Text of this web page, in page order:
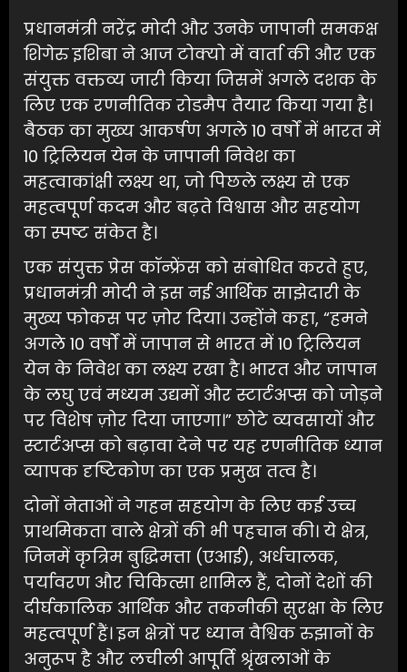
प्रधानमंत्री नरेंद्र मोदी और उनके जापानी समकक्ष
शिगेरु इशिबा ने आज टोक्यो में वार्ता की और एक
संयुक्त वक्तव्य जारी किया जिसमें अगले दशक के
लिए एक रणनीतिक रोडमैप तैयार किया गया है।
बैठक का मुख्य आकर्षण अगले 10 वर्षों में भारत में
10 ट्रिलियन येन के जापानी निवेश का
महत्वाकांक्षी लक्ष्य था, जो पिछले लक्ष्य से एक
महत्वपूर्ण कदम और बढ़ते विश्वास और सहयोग
का स्पष्ट संकेत है।
एक संयुक्त प्रेस कॉन्फ्रेंस को संबोधित करते हुए,
प्रधानमंत्री मोदी ने इस नई आर्थिक साझेदारी के
मुख्य फोकस पर ज़ोर दिया। उन्होंने कहा, “हमने
अगले 10 वर्षों में जापान से भारत में 10 ट्रिलियन
येन के निवेश का लक्ष्य रखा है। भारत और जापान
के लघु एवं मध्यम उद्यमों और स्टार्टअप्स को जोड़ने
पर विशेष ज़ोर दिया जाएगा।” छोटे व्यवसायों और
स्टार्टअप्स को बढ़ावा देने पर यह रणनीतिक ध्यान
व्यापक दृष्टिकोण का एक प्रमुख तत्व है।
दोनों नेताओं ने गहन सहयोग के लिए कई उच्च
प्राथमिकता वाले क्षेत्रों की भी पहचान की। ये क्षेत्र,
जिनमें कृत्रिम बुद्धिमत्ता (एआई), अर्धचालक,
पर्यावरण और चिकित्सा शामिल हैं, दोनों देशों की
दीर्घकालिक आर्थिक और तकनीकी सुरक्षा के लिए
महत्वपूर्ण हैं। इन क्षेत्रों पर ध्यान वैश्विक रुझानों के
अनुरूप है और लचीली आपूर्ति श्रृंखलाओं के